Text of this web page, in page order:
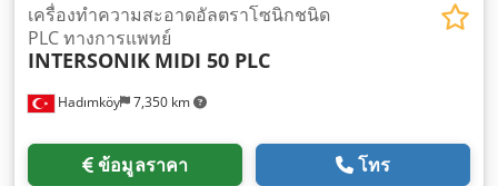
Hadımköy 7,350 km
เครื่องทำความสะอาดอัลตราโซนิกชนิด
PLC ทางการแพทย์
INTERSONIK MIDI 50 PLC
ข้อมูลราคา โทร